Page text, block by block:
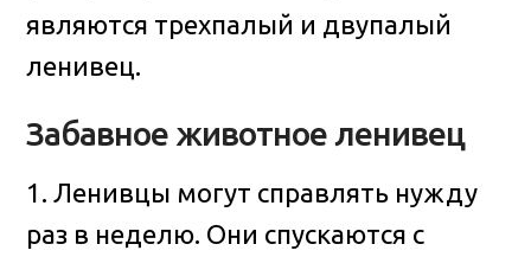
являются трехпалый и двупалый
ленивец.
Забавное животное ленивец
1. Ленивцы могут справлять нужду
раз в неделю. Они спускаются с